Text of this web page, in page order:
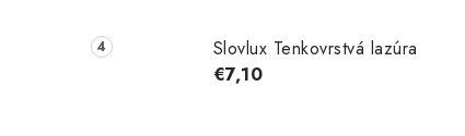
Slovlux Tenkovrstvá lazúra
€7,10